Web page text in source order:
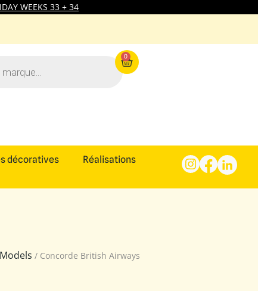
WEEKS 33 + 34
0
décoratives Réalisations
/ Concorde British Airways